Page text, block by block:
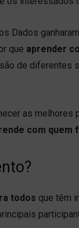
Dados
que aprender
de diferentes
as
com quem
todos que têm